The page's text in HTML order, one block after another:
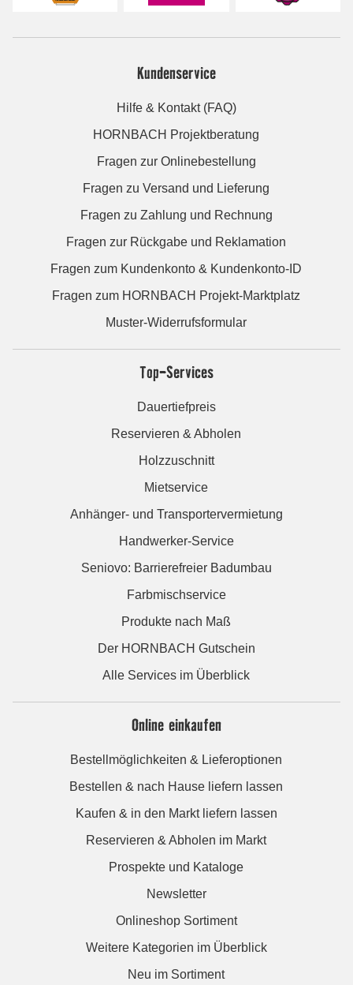
Kundenservice
Hilfe & Kontakt (FAQ)
HORNBACH Projektberatung
Fragen zur Onlinebestellung
Fragen zu Versand und Lieferung
Fragen zu Zahlung und Rechnung
Fragen zur Rückgabe und Reklamation
Fragen zum Kundenkonto & Kundenkonto-ID
Fragen zum HORNBACH Projekt-Marktplatz
Muster-Widerrufsformular
Top-Services
Dauertiefpreis
Reservieren & Abholen
Holzzuschnitt
Mietservice
Anhänger- und Transportervermietung
Handwerker-Service
Seniovo: Barrierefreier Badumbau
Farbmischservice
Produkte nach Maß
Der HORNBACH Gutschein
Alle Services im Überblick
Online einkaufen
Bestellmöglichkeiten & Lieferoptionen
Bestellen & nach Hause liefern lassen
Kaufen & in den Markt liefern lassen
Reservieren & Abholen im Markt
Prospekte und Kataloge
Newsletter
Onlineshop Sortiment
Weitere Kategorien im Überblick
Neu im Sortiment